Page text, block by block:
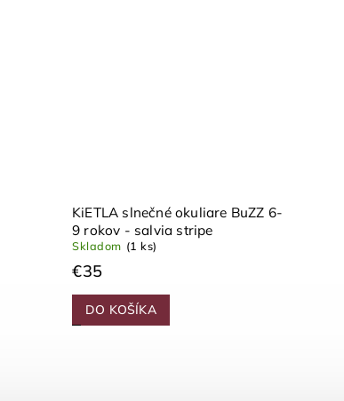
KiETLA slnečné okuliare BuZZ 6-
9 rokov - salvia stripe
Skladom (1 ks)
€35
DO KOŠÍKA